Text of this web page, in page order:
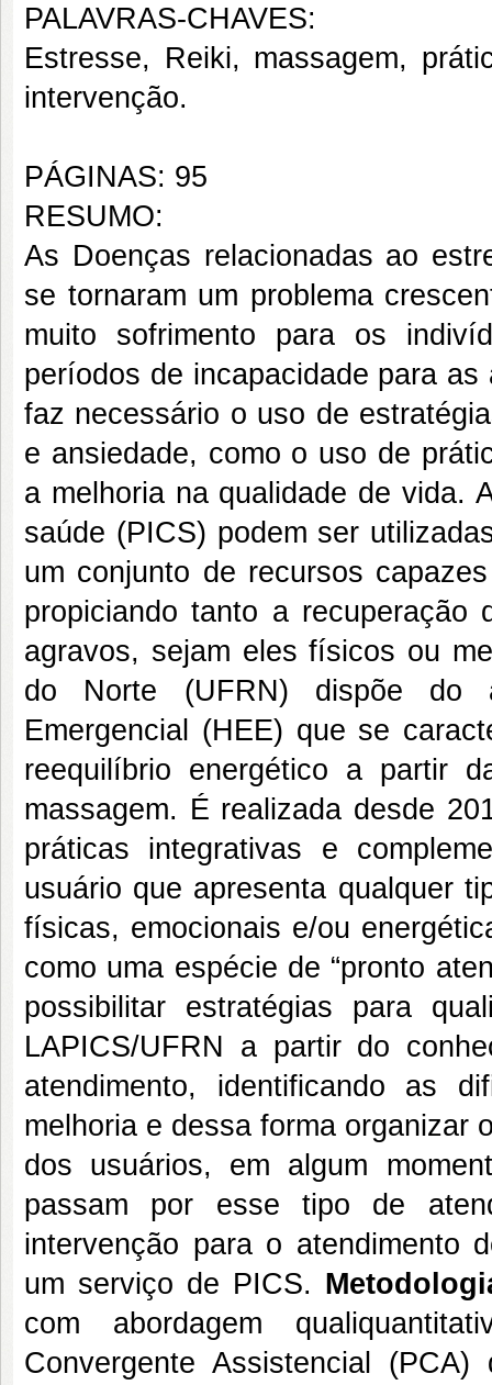
PALAVRAS-CHAVES:
Estresse, Reiki, massagem,
intervenção.
PÁGINAS: 95
RESUMO:
As Doenças relacionadas ao
se tornaram um problema
muito sofrimento para os
períodos de incapacidade para
faz necessário o uso de
e ansiedade, como o uso de
a melhoria na qualidade de vida.
saúde (PICS) podem ser
um conjunto de recursos
propiciando tanto a
agravos, sejam eles físicos ou
do Norte (UFRN) dispõe do
Emergencial (HEE) que se
reequilíbrio energético a partir
massagem. É realizada desde
práticas integrativas e
usuário que apresenta qualquer
físicas, emocionais e/ou
como uma espécie de “pronto
possibilitar estratégias para
LAPICS/UFRN a partir do
atendimento, identificando as
melhoria e dessa forma organizar
dos usuários, em algum
passam por esse tipo de
intervenção para o atendimento
um serviço de PICS.
com abordagem
Convergente Assistencial